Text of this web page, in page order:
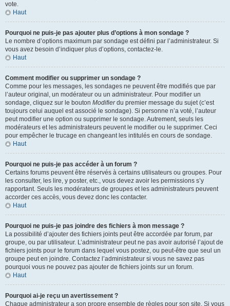
vote.
Haut
Pourquoi ne puis-je pas ajouter plus d’options à mon sondage ?
Le nombre d’options maximum par sondage est défini par l’administrateur. Si
vous avez besoin d’indiquer plus d’options, contactez-le.
Haut
Comment modifier ou supprimer un sondage ?
Comme pour les messages, les sondages ne peuvent être modifiés que par
l’auteur original, un modérateur ou un administrateur. Pour modifier un
sondage, cliquez sur le bouton Modifierdu premier message du sujet (c’est
toujours celui auquel est associé le sondage). Si personne n’a voté, l’auteur
peut modifier une option ou supprimer le sondage. Autrement, seuls les
modérateurs et les administrateurs peuvent le modifier ou le supprimer. Ceci
pour empêcher le trucage en changeant les intitulés en cours de sondage.
Haut
Pourquoi ne puis-je pas accéder à un forum ?
Certains forums peuvent être réservés à certains utilisateurs ou groupes. Pour
les consulter, les lire, y poster, etc., vous devez avoir les permissions s’y
rapportant. Seuls les modérateurs de groupes et les administrateurs peuvent
accorder ces accès, vous devez donc les contacter.
Haut
Pourquoi ne puis-je pas joindre des fichiers à mon message ?
La possibilité d’ajouter des fichiers joints peut être accordée par forum, par
groupe, ou par utilisateur. L’administrateur peut ne pas avoir autorisé l’ajout de
fichiers joints pour le forum dans lequel vous postez, ou peut-être que seul un
groupe peut en joindre. Contactez l’administrateur si vous ne savez pas
pourquoi vous ne pouvez pas ajouter de fichiers joints sur un forum.
Haut
Pourquoi ai-je reçu un avertissement ?
Chaque administrateur a son propre ensemble de règles pour son site. Si vous